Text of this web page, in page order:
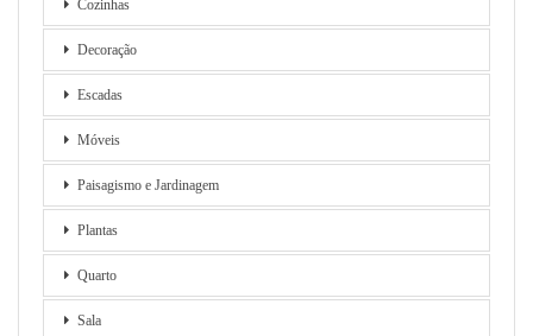
Cozinhas
Decoração
Escadas
Móveis
Paisagismo e Jardinagem
Plantas
Quarto
Sala